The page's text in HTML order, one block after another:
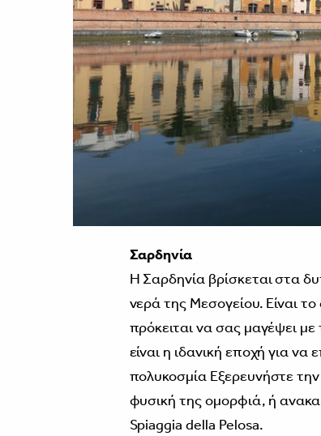
Σαρδηνία
Η Σαρδηνία βρίσκεται στα
νερά της Μεσογείου. Είναι
πρόκειται να σας μαγέψει
είναι η ιδανική εποχή για
πολυκοσμία Εξερευνήστε
φυσική της ομορφιά, ή
Spiaggia della Pelosa.